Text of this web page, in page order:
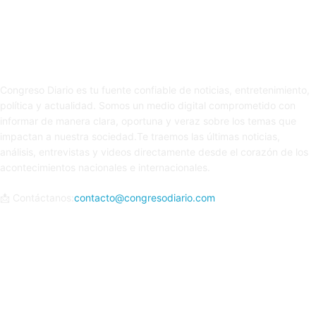
contacto@congresodiario.com